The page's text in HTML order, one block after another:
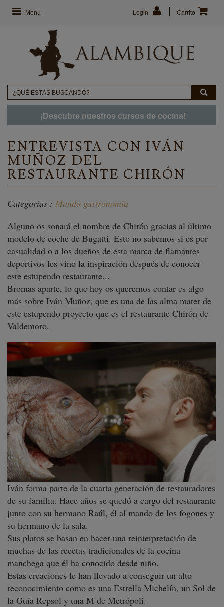
Menu Carrito
Login
¡Descubre nuestros cursos de cocina!
ENTREVISTA CON IVÁN
MUÑOZ DEL
RESTAURANTE CHIRÓN
Categorías : Mundo gastronomía
Alguno os sonará el nombre de Chirón gracias al último
modelo de coche de Bugatti. Esto no sabemos si es por
casualidad o a los dueños de esta marca de flamantes
deportivos les vino la inspiración después de conocer
este estupendo restaurante...
Bromas aparte, lo que hoy os queremos contar es algo
más sobre Iván Muñoz, que es una de las alma mater de
este estupendo proyecto que es el restaurante Chirón de
Valdemoro.
Iván forma parte de la cuarta generación de restauradores
de su familia. Hace años se quedó a cargo del restaurante
junto con su hermano Raúl, él al mando de los fogones y
su hermano de la sala.
Sus platos se basan en hacer una reinterpretación de
muchas de las recetas tradicionales de la cocina
manchega que él ha conocido desde niño.
Estas creaciones le han llevado a conseguir un alto
reconocimiento como es una Estrella Michelín, un Sol de
la Guía Repsol y una M de Metrópoli.